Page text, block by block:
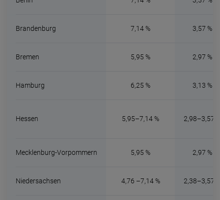
Brandenburg 7,14 % 3,57 %
Bremen 5,95 % 2,97 %
Hamburg 6,25 % 3,13 %
Hessen 5,95–7,14 % 2,98–3,57
Mecklenburg-Vorpommern 5,95 % 2,97 %
Niedersachsen 4,76 –7,14 % 2,38–3,57